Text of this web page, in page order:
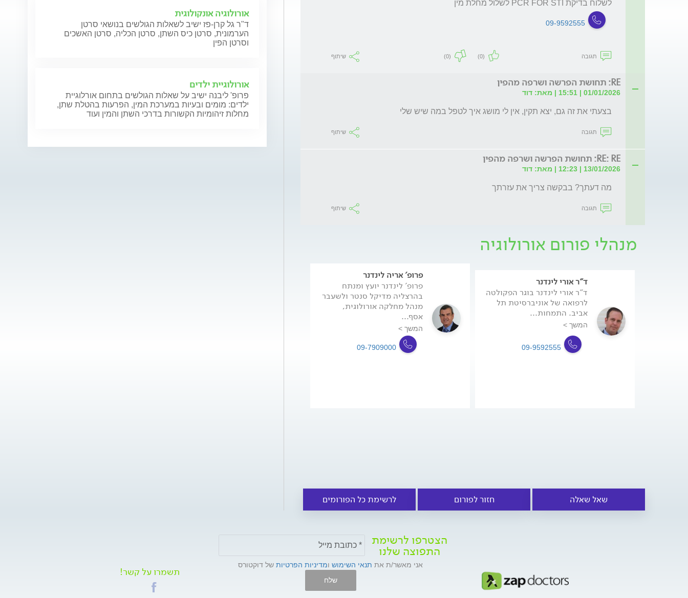
לשלוח בדיקת PCR FOR STI לשלול מחלת מין
09-9592555
תגובה (0)
(0) שיתוף
RE: תחושת הפרשה ושרפה מהפין
01/01/2026 | 15:51 | מאת: דוד
בצעתי את זה גם, יצא תקין, אין לי מושג איך לטפל במה שיש שלי
תגובה שיתוף
RE: RE: תחושת הפרשה ושרפה מהפין
13/01/2026 | 12:23 | מאת: דוד
מה דעתך? בבקשה צריך את עזרתך
תגובה שיתוף
מנהלי פורום אורולוגיה
ד"ר אורי לינדנר
ד"ר אורי לינדנר בוגר הפקולטה
לרפואה של אוניברסיטת תל
אביב. התמחות...
המשך >
09-9592555
פרופ' אריה לינדנר
פרופ' לינדנר יועץ ומנתח
בהרצליה מדיקל סנטר ולשעבר
מנהל מחלקה אורולוגית,
אסף...
המשך >
09-7909000
שאל שאלה חזור לפורום לרשימת כל הפורומים
אורולוגיה אונקולוגית
ד"ר גל קרן-פז ישיב לשאלות הגולשים בנושאי סרטן
הערמונית, סרטן כיס השתן, סרטן הכליה, סרטן האשכים
וסרטן הפין
אורולוגיית ילדים
פרופ' ליבנה ישיב על שאלות הגולשים בתחום אורלוגיית
ילדים: מומים ובעיות במערכת המין, הפרעות בהטלת שתן,
מחלות זיהומיות הקשורות בדרכי השתן והמין ועוד
הצטרפו לרשימת
התפוצה שלנו
אני מאשר/ת את תנאי השימוש ומדיניות הפרטיות של דוקטורס
שלח
תשמרו על קשר!